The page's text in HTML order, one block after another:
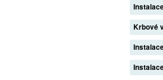
Krbové